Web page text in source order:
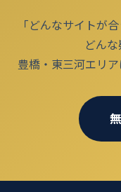
「どんなサイトが
どん
豊橋・東三河エリ